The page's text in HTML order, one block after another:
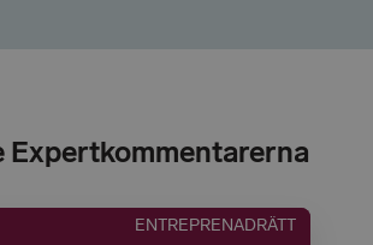
Expertkommentarerna
ENTREPRENADRÄTT